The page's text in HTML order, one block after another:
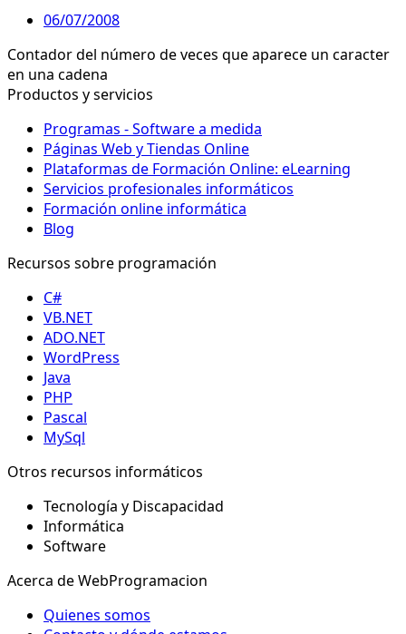
06/07/2008
Contador del número de veces que aparece un caracter
en una cadena
Productos y servicios
Programas - Software a medida
Páginas Web y Tiendas Online
Plataformas de Formación Online: eLearning
Servicios profesionales informáticos
Formación online informática
Blog
Recursos sobre programación
C#
VB.NET
ADO.NET
WordPress
Java
PHP
Pascal
MySql
Otros recursos informáticos
Tecnología y Discapacidad
Informática
Software
Acerca de WebProgramacion
Quienes somos